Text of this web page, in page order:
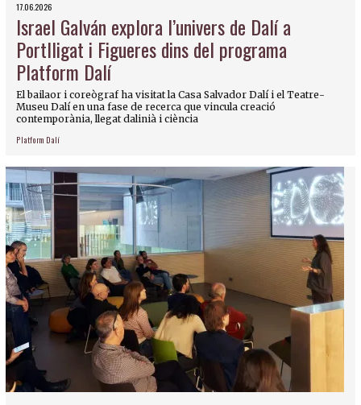
17.06.2026
Israel Galván explora l’univers de Dalí a
Portlligat i Figueres dins del programa
Platform Dalí
El bailaor i coreògraf ha visitat la Casa Salvador Dalí i el Teatre-
Museu Dalí en una fase de recerca que vincula creació
contemporània, llegat dalinià i ciència
Platform Dalí